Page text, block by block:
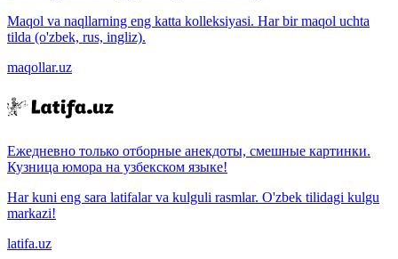
Maqol va naqllarning eng katta kolleksiyasi. Har bir maqol uchta
tilda (o'zbek, rus, ingliz).
maqollar.uz
Ежедневно только отборные анекдоты, смешные картинки.
Кузница юмора на узбекском языке!
Har kuni eng sara latifalar va kulguli rasmlar. O'zbek tilidagi kulgu
markazi!
latifa.uz